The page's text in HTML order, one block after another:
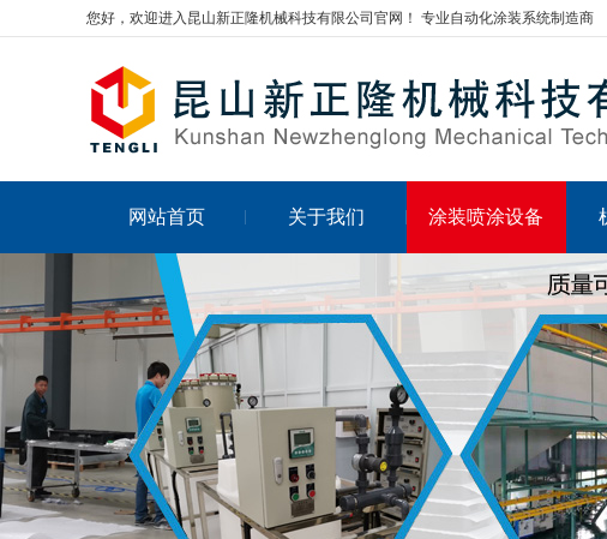
您好，欢迎进入昆山新正隆机械科技有限公司官网！ 专业自动化涂装系统制造商
网站首页 关于我们 涂装喷涂设备